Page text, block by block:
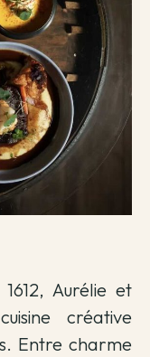
Aurélie et
créative
Entre charme